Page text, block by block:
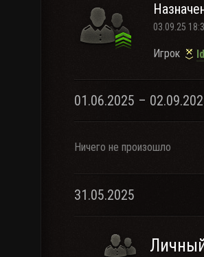
03.09.25
Игрок
01.06.2025 –
Ничего не произошло
31.05.2025